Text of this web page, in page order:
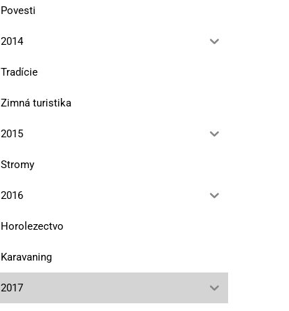
Povesti
2014
Tradície
Zimná turistika
2015
Stromy
2016
Horolezectvo
Karavaning
2017